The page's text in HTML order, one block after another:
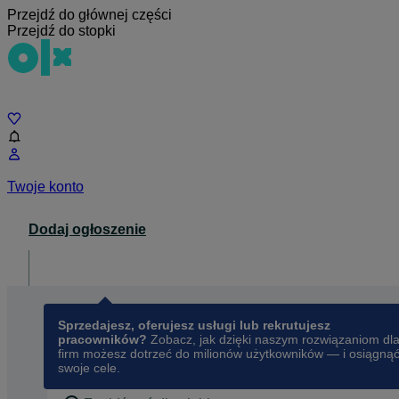
Przejdź do głównej części
Przejdź do stopki
Twoje konto
Dodaj ogłoszenie
Sprzedajesz, oferujesz usługi lub rekrutujesz
pracowników? Zobacz, jak dzięki naszym rozwiązaniom dla
firm możesz dotrzeć do milionów użytkowników — i osiągnąć
swoje cele.